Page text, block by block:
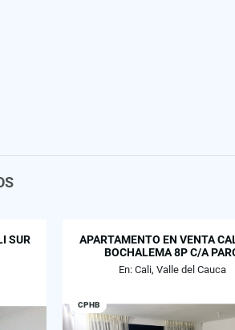
SUR
APARTAMENTO EN VENTA
BOCHALEMA 8P C/A
En: Cali, Valle del Cauca
CPHB